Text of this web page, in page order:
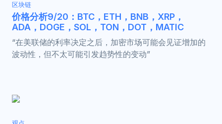
区块链
价格分析9/20：BTC，ETH，BNB，XRP，
ADA，DOGE，SOL，TON，DOT，MATIC
“在美联储的利率决定之后，加密市场可能会见证增加的
波动性，但不太可能引发趋势性的变动”